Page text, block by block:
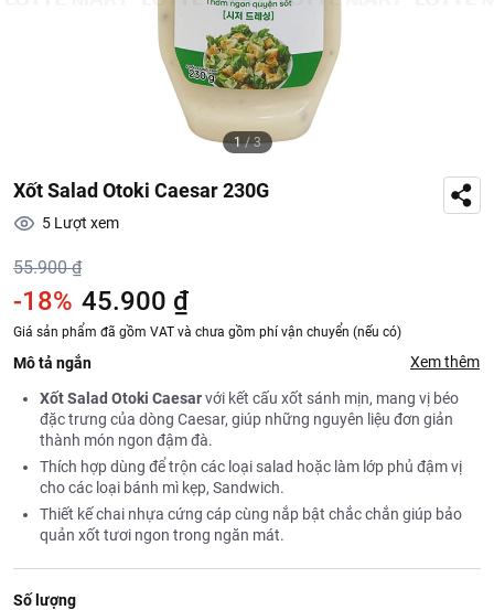
1/3
Xốt Salad Otoki Caesar 230G
5 Lượt xem
55.900 ₫
-18% 45.900 ₫
Giá sản phẩm đã gồm VAT và chưa gồm phí vận chuyển (nếu có)
Mô tả ngắn Xem thêm
Xốt Salad Otoki Caesarvới kết cấu xốt sánh mịn, mang vị béo
đặc trưng của dòng Caesar, giúp những nguyên liệu đơn giản
thành món ngon đậm đà.
Thích hợp dùng để trộn các loại salad hoặc làm lớp phủ đậm vị
cho các loại bánh mì kẹp, Sandwich.
Thiết kế chai nhựa cứng cáp cùng nắp bật chắc chắn giúp bảo
quản xốt tươi ngon trong ngăn mát.
Số lượng